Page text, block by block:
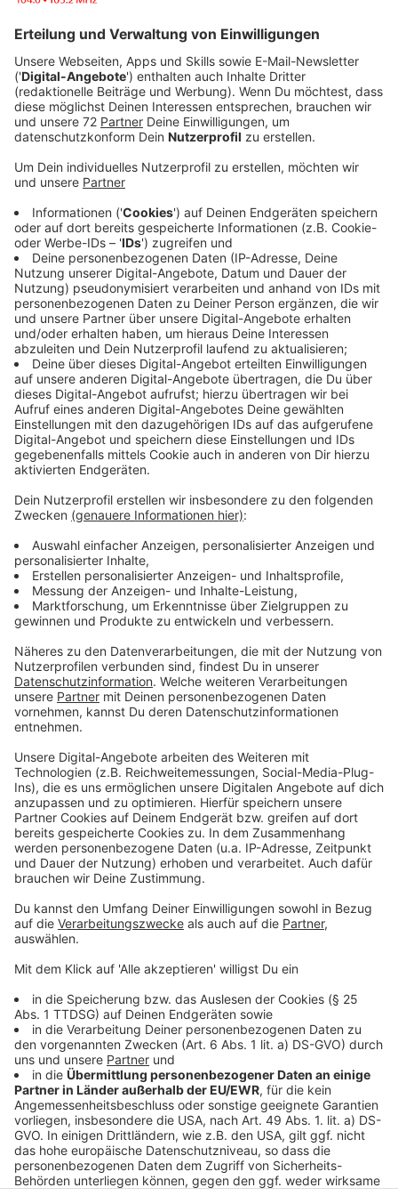
Das Bistum Münster stellt sich darauf ein, Vieles an
vielen Stellen weiter zusammen zu streichen. In einem
Brief an die Gemeinden nennt Bischof Genn als
Hauptgrund eine immer weltlicher werdende Zeit und
spricht vom „Verlust christlicher Plausibilitäten“.
Gleichzeitig wird es weiter darum gehen, Pfarreien
zusammenzulegen und mit weniger Kirchensteuer
auszukommen. Das Bistum Münster hat mittlerweile
weniger als 1,8 Millionen Katholiken.
Anzeige
Demographische Entwicklung macht auch
vor Katholischer Kirche nicht halt
Anzeige
Die Zahl der regelmäßigen Gottesdienstbesucher lag
2019 nur noch bei 147.000. Durch Corona ist sie
nochmal deutlich gesunken. Der Altersdurchschnitt
der Kirchgänger wir immer höher, weil kaum noch junge
Gläubige nachkommen. So ist absehbarm dass auch
Richtung kennt: abwärts. Es gibt immer weniger
Geistliche und noch weniger Nachwuchs. Gestiegen ist
nur die Zahl der Kirchenaustritte. Konkrete Pläne, wie
es strukturell weitergeht, gibt es noch nicht. Erste
Anzeige
Kirche an
Anzeige
Bisher habe die Kirche in der Gesellschaft eine
"selbstverständliche institutionelle Präsenz" gehabt,
Franziskus, in dessen Wahrnehmung "wir heute nicht so
sehr eine Zeit des Wandels erleben, sondern vielmehr
einen Zeitenwandel". Was auf die Vorherrschaft der
Kirche folgt, sei noch nicht abzusehen.
Anzeige
Anzeige